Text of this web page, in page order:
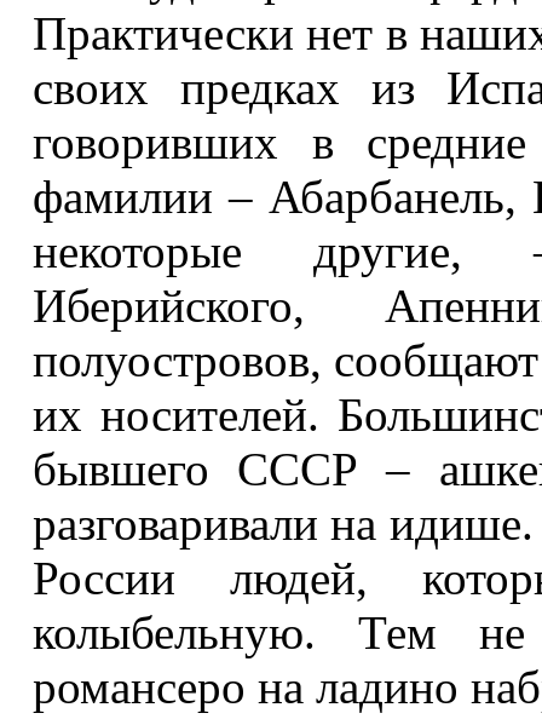
Практически нет в
своих предках из
говоривших в
фамилии – Абарбанель,
некоторые
Иберийского,
полуостровов,
их носителей.
бывшего СССР –
разговаривали на
России людей,
колыбельную. Тем
романсеро на ладино